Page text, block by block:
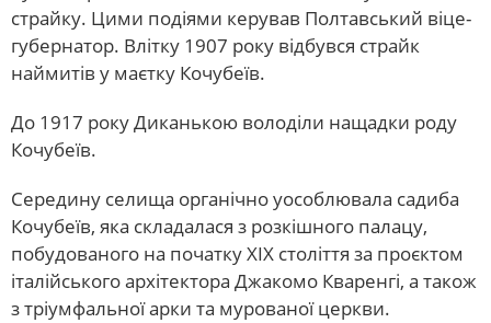
страйку. Цими подіями керував Полтавський віце-
губернатор. Влітку 1907 року відбувся страйк
наймитів у маєтку Кочубеїв.
До 1917 року Диканькою володіли нащадки роду
Кочубеїв.
Середину селища органічно уособлювала садиба
Кочубеїв, яка складалася з розкішного палацу,
побудованого на початку XIX століття за проєктом
італійського архітектора Джакомо Кваренгі, а також
з тріумфальної арки та мурованої церкви.